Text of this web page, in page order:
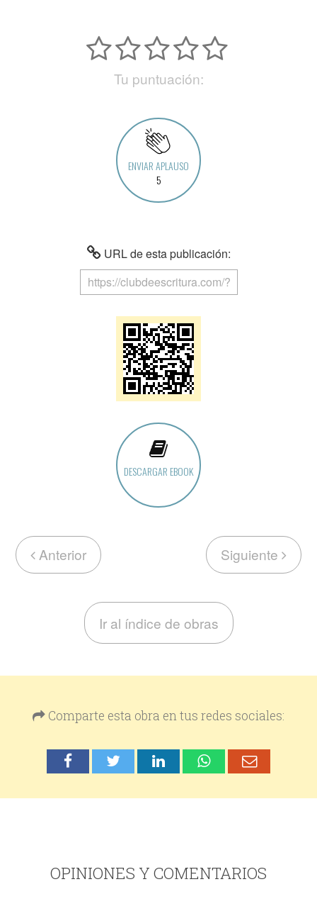
Tu puntuación:
ENVIAR APLAUSO
5
URL de esta publicación:
DESCARGAR EBOOK
Anterior Siguiente
Ir al índice de obras
Comparte esta obra en tus redes sociales:
OPINIONES Y COMENTARIOS